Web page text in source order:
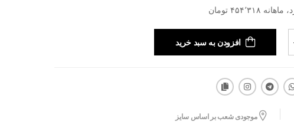
افزودن به سبد خرید
موجودی شعب بر اساس سایز